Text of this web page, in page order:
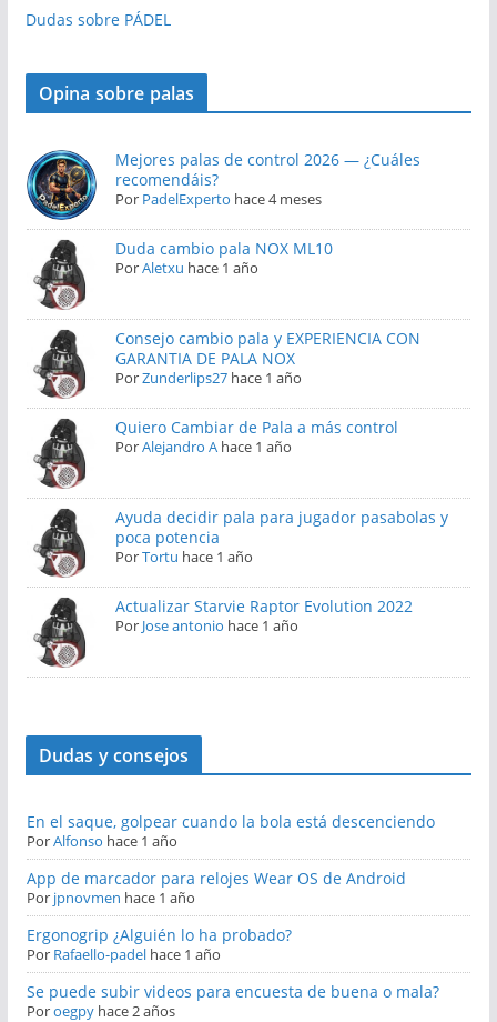
Dudas sobre PÁDEL
Opina sobre palas
Mejores palas de control 2026 — ¿Cuáles
recomendáis?
Por PadelExperto hace 4 meses
Duda cambio pala NOX ML10
PorAletxu hace 1 año
Consejo cambio pala y EXPERIENCIA CON
GARANTIA DE PALA NOX
PorZunderlips27 hace 1 año
Quiero Cambiar de Pala a más control
PorAlejandro A hace 1 año
Ayuda decidir pala para jugador pasabolas y
poca potencia
PorTortu hace 1 año
Actualizar Starvie Raptor Evolution 2022
Por Jose antonio hace 1 año
Dudas y consejos
En el saque, golpear cuando la bola está descenciendo
PorAlfonso hace 1 año
App de marcador para relojes Wear OS de Android
Por jpnovmen hace 1 año
Ergonogrip ¿Alguién lo ha probado?
Por Rafaello-padel hace 1 año
Se puede subir videos para encuesta de buena o mala?
Poroegpy hace 2 años